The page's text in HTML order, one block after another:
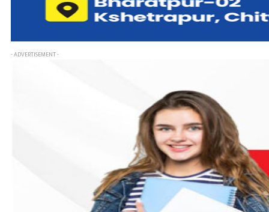
- ADVERTISEMENT -